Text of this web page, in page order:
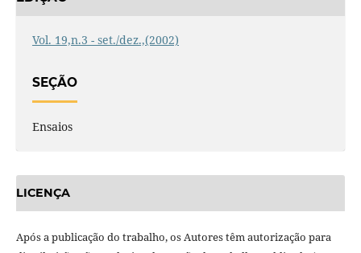
Vol. 19,n.3 - set./dez.,(2002)
SEÇÃO
Ensaios
LICENÇA
Após a publicação do trabalho, os Autores têm autorização para